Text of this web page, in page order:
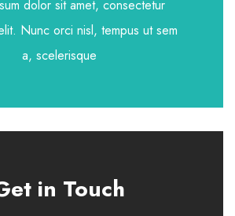
dolor sit amet, consectetur
Nunc orci nisl, tempus ut sem
a, scelerisque
in Touch